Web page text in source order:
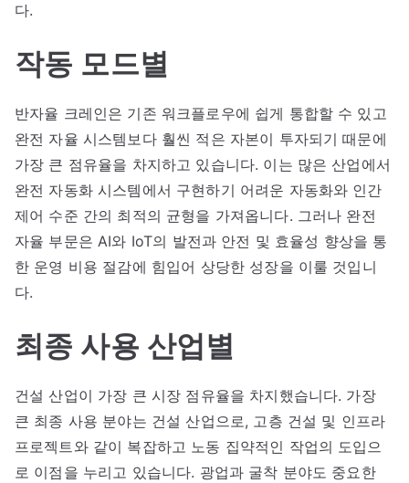
다.
작동 모드별
반자율 크레인은 기존 워크플로우에 쉽게 통합할 수 있고
완전 자율 시스템보다 훨씬 적은 자본이 투자되기 때문에
가장 큰 점유율을 차지하고 있습니다. 이는 많은 산업에서
완전 자동화 시스템에서 구현하기 어려운 자동화와 인간
제어 수준 간의 최적의 균형을 가져옵니다. 그러나 완전
자율 부문은 AI와 IoT의 발전과 안전 및 효율성 향상을 통
한 운영 비용 절감에 힘입어 상당한 성장을 이룰 것입니
다.
최종 사용 산업별
건설 산업이 가장 큰 시장 점유율을 차지했습니다. 가장
큰 최종 사용 분야는 건설 산업으로, 고층 건설 및 인프라
프로젝트와 같이 복잡하고 노동 집약적인 작업의 도입으
로 이점을 누리고 있습니다. 광업과 굴착 분야도 중요한